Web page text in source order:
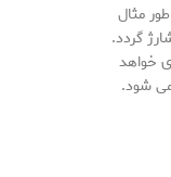
مثال
گردد.
خواهد
شود.